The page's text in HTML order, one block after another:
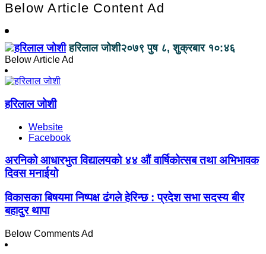
Below Article Content Ad
हरिलाल जोशी२०७९ पुष ८, शुक्रबार १०:४६
Below Article Ad
हरिलाल जोशी
Website
Facebook
अरनिको आधारभुत विद्यालयको ४४ औं वार्षिकोत्सब तथा अभिभावक
दिवस मनाईयो
विकासका बिषयमा निष्पक्ष ढंगले हेरिन्छ : प्रदेश सभा सदस्य बीर
बहादुर थापा
Below Comments Ad